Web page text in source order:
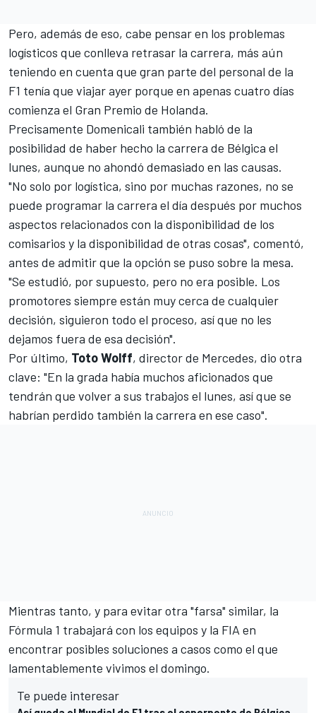
Pero, además de eso, cabe pensar en los problemas
logísticos que conlleva retrasar la carrera, más aún
teniendo en cuenta que gran parte del personal de la
F1 tenía que viajar ayer porque en apenas cuatro días
comienza el Gran Premio de Holanda.
Precisamente Domenicali también habló de la
posibilidad de haber hecho la carrera de Bélgica el
lunes, aunque no ahondó demasiado en las causas.
"No solo por logística, sino por muchas razones, no se
puede programar la carrera el día después por muchos
aspectos relacionados con la disponibilidad de los
comisarios y la disponibilidad de otras cosas", comentó,
antes de admitir que la opción se puso sobre la mesa.
"Se estudió, por supuesto, pero no era posible. Los
promotores siempre están muy cerca de cualquier
decisión, siguieron todo el proceso, así que no les
dejamos fuera de esa decisión".
Por último, Toto Wolff, director de Mercedes, dio otra
clave: "En la grada había muchos aficionados que
tendrán que volver a sus trabajos el lunes, así que se
habrían perdido también la carrera en ese caso".
Mientras tanto, y para evitar otra "farsa" similar, la
Fórmula 1 trabajará con los equipos y la FIA en
encontrar posibles soluciones a casos como el que
lamentablemente vivimos el domingo.
Te puede interesar